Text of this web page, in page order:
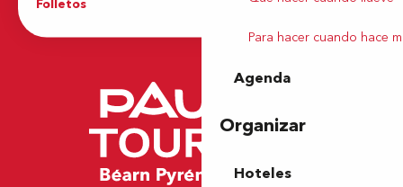
Para hacer cuando hace
Agenda
Organizar
Hoteles
Folletos
Oficina de Turismo